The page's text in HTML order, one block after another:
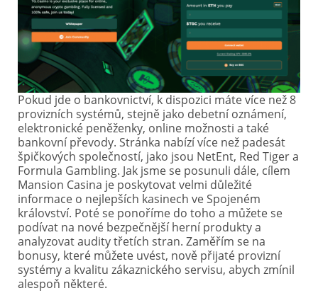
Pokud jde o bankovnictví, k dispozici máte více než 8
provizních systémů, stejně jako debetní oznámení,
elektronické peněženky, online možnosti a také
bankovní převody. Stránka nabízí více než padesát
špičkových společností, jako jsou NetEnt, Red Tiger a
Formula Gambling. Jak jsme se posunuli dále, cílem
Mansion Casina je poskytovat velmi důležité
informace o nejlepších kasinech ve Spojeném
království. Poté se ponoříme do toho a můžete se
podívat na nové bezpečnější herní produkty a
analyzovat audity třetích stran. Zaměřím se na
bonusy, které můžete uvést, nově přijaté provizní
systémy a kvalitu zákaznického servisu, abych zmínil
alespoň některé.